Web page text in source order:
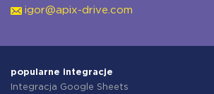
igor@apix-drive.com
popularne integracje
Integracja Google Sheets